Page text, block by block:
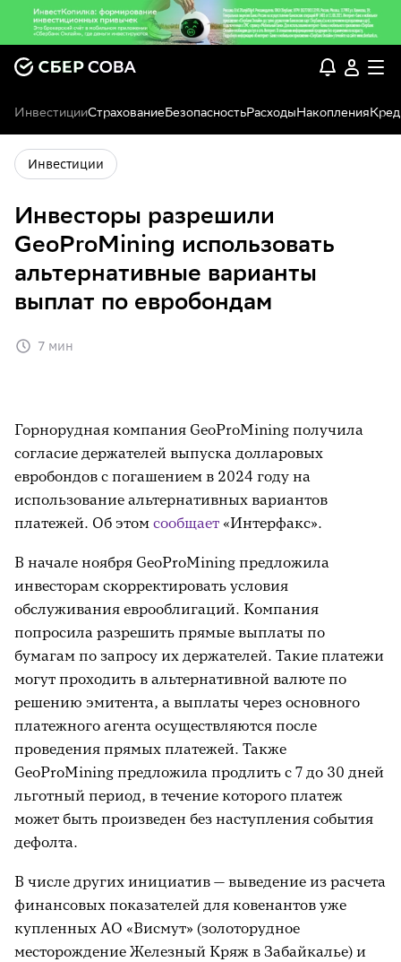
ИнвестицииСтрахованиеБезопасностьРасходыНакопления
Инвестиции
Инвесторы разрешили
GeoProMining использовать
альтернативные варианты
выплат по евробондам
7 мин
Горнорудная компания GeoProMining получила
согласие держателей выпуска долларовых
евробондов с погашением в 2024 году на
использование альтернативных вариантов
платежей. Об этом сообщает «Интерфакс».
В начале ноября GeoProMining предложила
инвесторам скорректировать условия
обслуживания еврооблигаций. Компания
попросила разрешить прямые выплаты по
бумагам по запросу их держателей. Такие платежи
могут проходить в альтернативной валюте по
решению эмитента, а выплаты через основного
платежного агента осуществляются после
проведения прямых платежей. Также
GeoProMining предложила продлить с 7 до 30 дней
льготный период, в течение которого платеж
может быть произведен без наступления события
дефолта.
В числе других инициатив — выведение из расчета
финансовых показателей для ковенантов уже
купленных АО «Висмут» (золоторудное
месторождение Железный Кряж в Забайкалье) и